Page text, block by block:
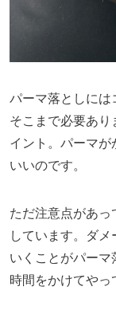
パーマ落としには
そこまで必要あり
イント。パーマ
いいのです。
ただ注意点があっ
しています。ダ
いくことがパーマ
時間をかけてやっ